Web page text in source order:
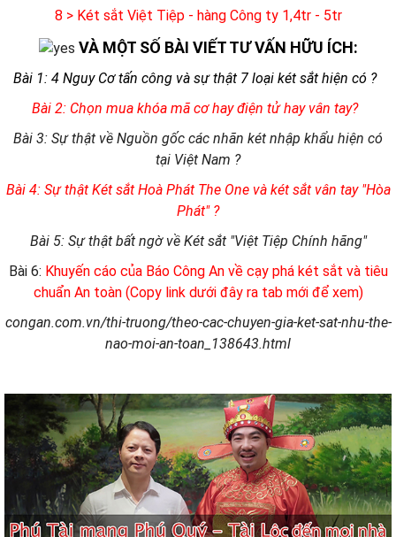
8 > Két sắt Việt Tiệp - hàng Công ty 1,4tr - 5tr
VÀ MỘT SỐ BÀI VIẾT TƯ VẤN HỮU ÍCH:
Bài 1: 4 Nguy Cơ tấn công và sự thật 7 loại két sắt hiện có ?
Bài 2: Chọn mua khóa mã cơ hay điện tử hay vân tay?
Bài 3: Sự thật về Nguồn gốc các nhãn két nhập khẩu hiện có
tại Việt Nam ?
Bài 4: Sự thật Két sắt Hoà Phát The One và két sắt vân tay "Hòa
Phát" ?
Bài 5: Sự thật bất ngờ về Két sắt "Việt Tiệp Chính hãng"
Bài 6: Khuyến cáo của Báo Công An về cạy phá két sắt và tiêu
chuẩn An toàn (Copy link dưới đây ra tab mới để xem)
congan.com.vn/thi-truong/theo-cac-chuyen-gia-ket-sat-nhu-the-
nao-moi-an-toan_138643.html